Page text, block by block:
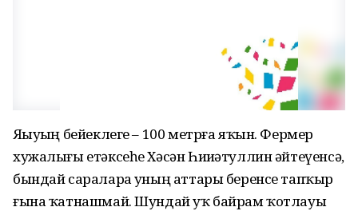
Яҙыуҙың бейеклеге – 100 метрға яҡын. Фермер
хужалығы етәксеһе Хәсән Һиҙиәтуллин әйтеүенсә,
бындай сараларҙа уның аттары беренсе тапҡыр
ғына ҡатнашмай. Шундай уҡ байрам ҡотлауы